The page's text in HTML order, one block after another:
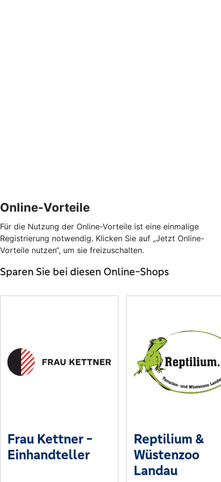
Online-Vorteile
Für die Nutzung der Online-Vorteile ist eine einmalige
Registrierung notwendig. Klicken Sie auf „Jetzt Online-
Vorteile nutzen“, um sie freizuschalten.